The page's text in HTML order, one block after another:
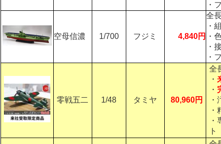
・
空母信濃 1/700 フジミ 4,840円
全
・
・
・
・
零戦五二 1/48 タミヤ 80,960円
全
・
・
ト